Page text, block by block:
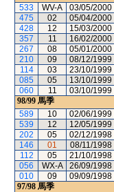
533
WV-A 03/05/2000
475
02 05/04/2000
428
12 15/03/2000
357
11 16/02/2000
267
08 05/01/2000
210
09 08/12/1999
114
03 23/10/1999
085
05 13/10/1999
060
11 03/10/1999
98/99 馬季
589
10 02/06/1999
539
12 12/05/1999
202
05 02/12/1998
146
01 08/11/1998
112
05 21/10/1998
056
WX-A 26/09/1998
010
09 09/09/1998
97/98 馬季